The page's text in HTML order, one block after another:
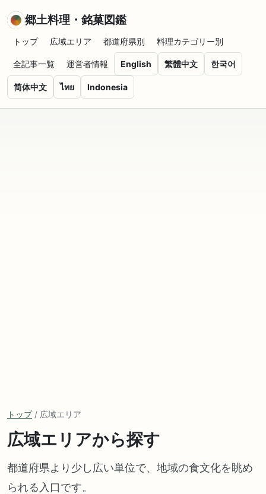
郷土料理・銘菓図鑑
トップ 広域エリア 都道府県別 料理カテゴリー別
全記事一覧 運営者情報 English 繁體中文 한국어
简体中文 ไทย Indonesia
トップ/ 広域エリア
広域エリアから探す
都道府県より少し広い単位で、地域の食文化を眺め
られる入口です。